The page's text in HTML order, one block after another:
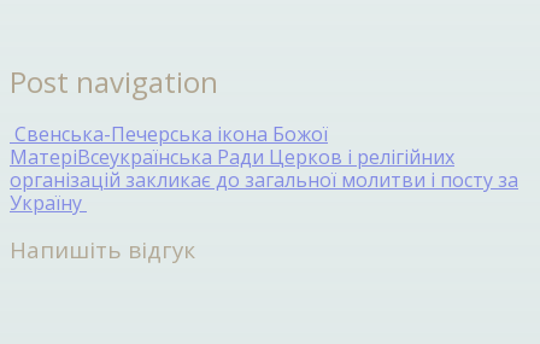
Post navigation
Свенська-Печерська ікона Божої
МатеріВсеукраїнська Ради Церков і релігійних
організацій закликає до загальної молитви і посту за
Україну
Напишіть відгук